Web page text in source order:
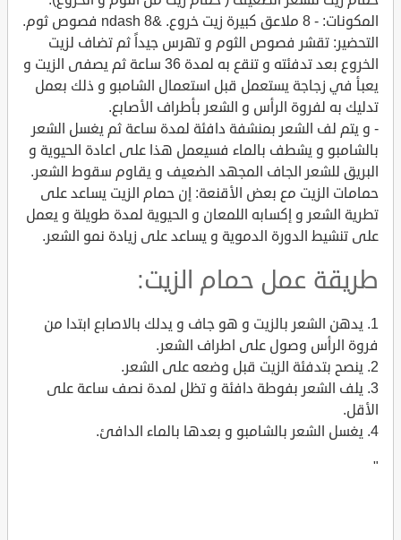
المكونات: - 8 ملاعق كبيرة زيت خروع. &ndash 8 فصوص ثوم.
التحضير: تقشر فصوص الثوم و تهرس جيداً ثم تضاف لزيت
الخروع بعد تدفئته و تنقع به لمدة 36 ساعة ثم يصفى الزيت و
يعبأ في زجاجة يستعمل قبل استعمال الشامبو و ذلك بعمل
تدليك به لفروة الرأس و الشعر بأطراف الأصابع.
- و يتم لف الشعر بمنشفة دافئة لمدة ساعة ثم يغسل الشعر
بالشامبو و يشطف بالماء فسيعمل هذا على اعادة الحيوية و
البريق للشعر الجاف المجهد الضعيف و يقاوم سقوط الشعر.
حمامات الزيت مع بعض الأقنعة: إن حمام الزيت يساعد على
تطرية الشعر و إكسابه اللمعان و الحيوية لمدة طويلة و يعمل
على تنشيط الدورة الدموية و يساعد على زيادة نمو الشعر.
طريقة عمل حمام الزيت:
1. يدهن الشعر بالزيت و هو جاف و يدلك بالاصابع ابتدا من
فروة الرأس وصول على اطراف الشعر.
2. ينصح بتدفئة الزيت قبل وضعه على الشعر.
3. يلف الشعر بفوطة دافئة و تظل لمدة نصف ساعة على
الأقل.
4. يغسل الشعر بالشامبو و بعدها بالماء الدافئ.
"